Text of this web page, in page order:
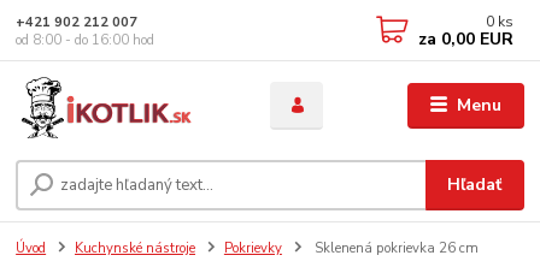
Menu
Hľadať
+421 902 212 007
od 8:00 - do 16:00 hod
0 ks
za 0,00 EUR
Úvod Kuchynské nástroje Pokrievky Sklenená pokrievka 26 cm